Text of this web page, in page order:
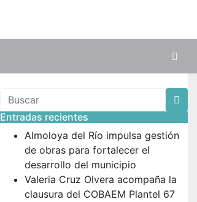
Entradas recientes
Almoloya del Río impulsa gestión
de obras para fortalecer el
desarrollo del municipio
Valeria Cruz Olvera acompaña la
clausura del COBAEM Plantel 67